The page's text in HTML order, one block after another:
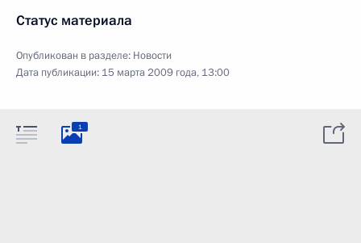
Статус материала
Опубликован в разделе: Новости
Дата публикации: 15 марта 2009 года, 13:00
1